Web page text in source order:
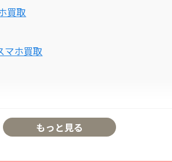
買取
マホ買取
クイック四条大宮店 の口コミ
もっと見る